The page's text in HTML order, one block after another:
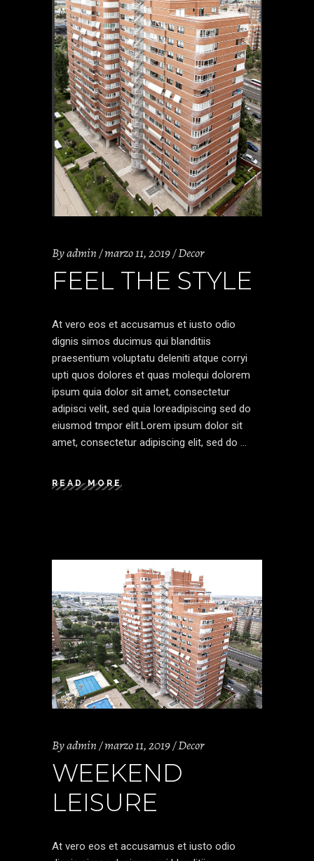
Byadmin marzo 11, 2019 Decor
FEEL THE STYLE
At vero eos et accusamus et iusto odio
dignis simos ducimus qui blanditiis
praesentium voluptatu deleniti atque corryi
upti quos dolores et quas molequi dolorem
ipsum quia dolor sit amet, consectetur
adipisci velit, sed quia loreadipiscing sed do
eiusmod tmpor elit.Lorem ipsum dolor sit
amet, consectetur adipiscing elit, sed do
READ MORE
Byadmin marzo 11, 2019 Decor
WEEKEND
LEISURE
At vero eos et accusamus et iusto odio